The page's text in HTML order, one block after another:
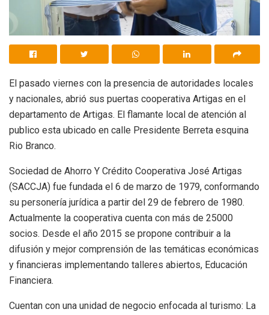
El pasado viernes con la presencia de autoridades locales
y nacionales, abrió sus puertas cooperativa Artigas en el
departamento de Artigas. El flamante local de atención al
publico esta ubicado en calle Presidente Berreta esquina
Rio Branco.
Sociedad de Ahorro Y Crédito Cooperativa José Artigas
(SACCJA) fue fundada el 6 de marzo de 1979, conformando
su personería jurídica a partir del 29 de febrero de 1980.
Actualmente la cooperativa cuenta con más de 25000
socios. Desde el año 2015 se propone contribuir a la
difusión y mejor comprensión de las temáticas económicas
y financieras implementando talleres abiertos, Educación
Financiera.
Cuentan con una unidad de negocio enfocada al turismo: La